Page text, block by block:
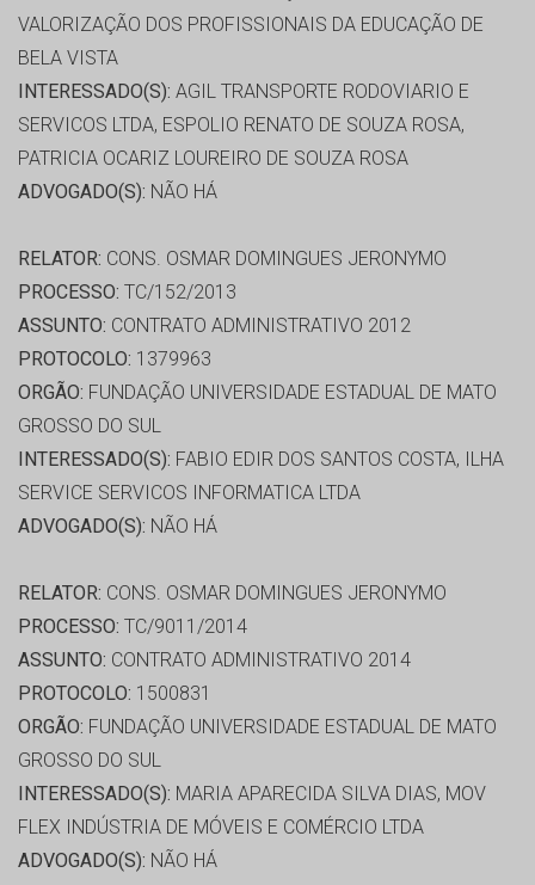
VALORIZAÇÃO DOS PROFISSIONAIS DA EDUCAÇÃO DE
BELA VISTA
INTERESSADO(S): AGIL TRANSPORTE RODOVIARIO E
SERVICOS LTDA, ESPOLIO RENATO DE SOUZA ROSA,
PATRICIA OCARIZ LOUREIRO DE SOUZA ROSA
ADVOGADO(S): NÃO HÁ
RELATOR: CONS. OSMAR DOMINGUES JERONYMO
PROCESSO: TC/152/2013
ASSUNTO: CONTRATO ADMINISTRATIVO 2012
PROTOCOLO: 1379963
ORGÃO: FUNDAÇÃO UNIVERSIDADE ESTADUAL DE MATO
GROSSO DO SUL
INTERESSADO(S): FABIO EDIR DOS SANTOS COSTA, ILHA
SERVICE SERVICOS INFORMATICA LTDA
ADVOGADO(S): NÃO HÁ
RELATOR: CONS. OSMAR DOMINGUES JERONYMO
PROCESSO: TC/9011/2014
ASSUNTO: CONTRATO ADMINISTRATIVO 2014
PROTOCOLO: 1500831
ORGÃO: FUNDAÇÃO UNIVERSIDADE ESTADUAL DE MATO
GROSSO DO SUL
INTERESSADO(S): MARIA APARECIDA SILVA DIAS, MOV
FLEX INDÚSTRIA DE MÓVEIS E COMÉRCIO LTDA
ADVOGADO(S): NÃO HÁ